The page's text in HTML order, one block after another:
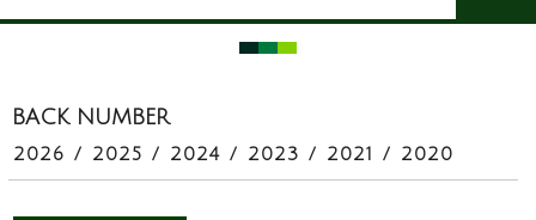
BACK NUMBER
2026 / 2025 / 2024 / 2023 / 2021 / 2020